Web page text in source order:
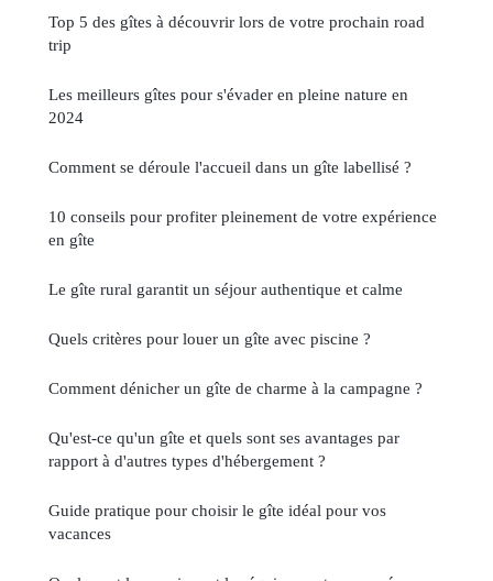
Top 5 des gîtes à découvrir lors de votre prochain road
trip
Les meilleurs gîtes pour s'évader en pleine nature en
2024
Comment se déroule l'accueil dans un gîte labellisé ?
10 conseils pour profiter pleinement de votre expérience
en gîte
Le gîte rural garantit un séjour authentique et calme
Quels critères pour louer un gîte avec piscine ?
Comment dénicher un gîte de charme à la campagne ?
Qu'est-ce qu'un gîte et quels sont ses avantages par
rapport à d'autres types d'hébergement ?
Guide pratique pour choisir le gîte idéal pour vos
vacances